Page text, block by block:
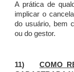
A prática de
implicar o
do usuário, bem
ou do gestor.
11)COMO